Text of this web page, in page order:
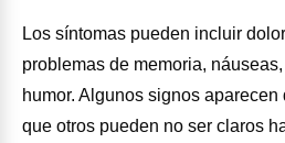
Los síntomas pueden incluir
problemas de memoria,
humor. Algunos signos
que otros pueden no ser claros